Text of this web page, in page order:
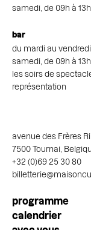
samedi, de 09h à 13h
bar
du mardi au
samedi, de 09h à 13h
les soirs de
représentation
avenue des Frères
7500 Tournai,
+32 (0)69 25 30 80
Navigation
principale
programme
calendrier